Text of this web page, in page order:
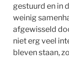
gestuurd en in
weinig
afgewisseld
niet erg veel
bleven staan,